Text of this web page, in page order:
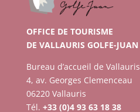
OFFICE DE TOURISME
DE VALLAURIS GOLFE-JUAN
Bureau d’accueil de Vallauris
4, av. Georges Clemenceau
06220 Vallauris
Tél. +33 (0)4 93 63 18 38